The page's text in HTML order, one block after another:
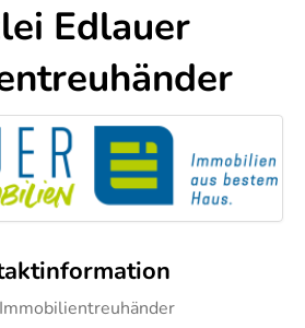
Mitglieder
News
Edlauer